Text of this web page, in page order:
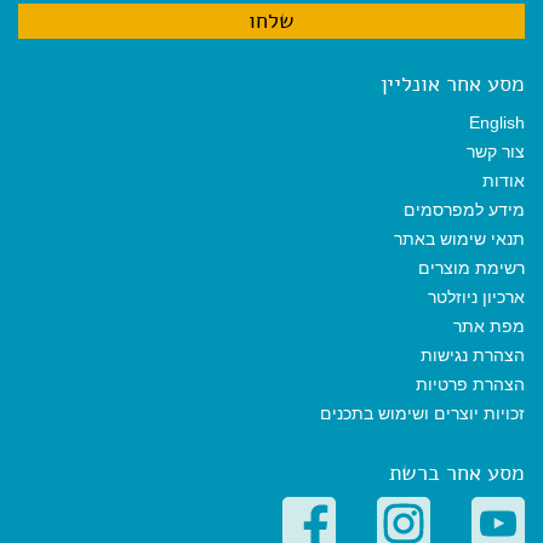
מסע אחר אונליין
English
צור קשר
אודות
מידע למפרסמים
תנאי שימוש באתר
רשימת מוצרים
ארכיון ניוזלטר
מפת אתר
הצהרת נגישות
הצהרת פרטיות
זכויות יוצרים ושימוש בתכנים
מסע אחר ברשת